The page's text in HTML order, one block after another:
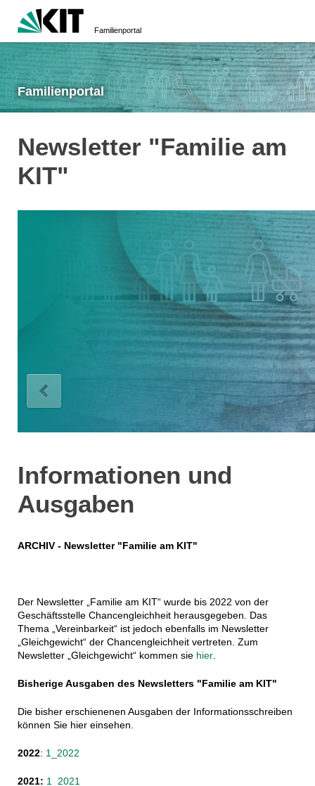
Familienportal
Familienportal
Newsletter "Familie am
KIT"
Informationen und
Ausgaben
ARCHIV - Newsletter "Familie am KIT"
Der Newsletter „Familie am KIT“ wurde bis 2022 von der
Geschäftsstelle Chancengleichheit herausgegeben. Das
Thema „Vereinbarkeit“ ist jedoch ebenfalls im Newsletter
„Gleichgewicht“ der Chancengleichheit vertreten. Zum
Newsletter „Gleichgewicht“ kommen sie hier.
Bisherige Ausgaben des Newsletters "Familie am KIT"
Die bisher erschienenen Ausgaben der Informationsschreiben
können Sie hier einsehen.
2022: 1_2022
2021: 1_2021